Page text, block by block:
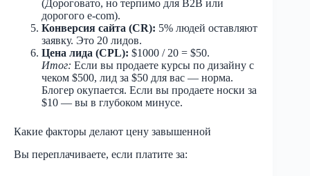
(Дороговато, но терпимо для B2B или
дорогого e-com).
Конверсия сайта (CR): 5% людей оставляют
заявку. Это 20 лидов.
Цена лида (CPL): $1000 / 20 = $50.
Итог: Если вы продаете курсы по дизайну с
чеком $500, лид за $50 для вас — норма.
Блогер окупается. Если вы продаете носки за
$10 — вы в глубоком минусе.
Какие факторы делают цену завышенной
Вы переплачиваете, если платите за: